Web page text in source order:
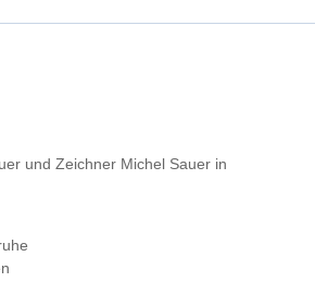
und Zeichner Michel Sauer in